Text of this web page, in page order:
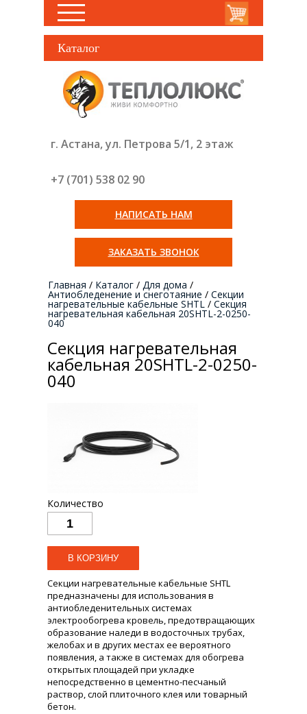
Каталог
г. Астана, ул. Петрова 5/1, 2 этаж
+7 (701) 538 02 90
НАПИСАТЬ НАМ
ЗАКАЗАТЬ ЗВОНОК
Главная / Каталог / Для дома /
Антиобледенение и снеготаяние / Секции
нагревательные кабельные SHTL / Секция
нагревательная кабельная 20SHTL-2-0250-
040
Секция нагревательная
кабельная 20SHTL-2-0250-
040
Количество
Секции нагревательные кабельные SHTL
предназначены для использования в
антиобледенительных системах
электрообогрева кровель, предотвращающих
образование наледи в водосточных трубах,
желобах и в других местах ее вероятного
появления, а также в системах для обогрева
открытых площадей при укладке
непосредственно в цементно-песчаный
раствор, слой плиточного клея или товарный
бетон.